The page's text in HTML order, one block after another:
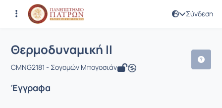
Σύνδεση
Αρχική Σελίδα
Μάθημα : Θερμοδυναμική ΙΙ
Κωδικός : CMNG2181
Θερμοδυναμική ΙΙ
CMNG2181 - Σογομών Μπογοσιάν
Έγγραφα